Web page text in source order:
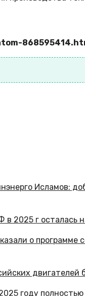
2025 г осталась
двигателей